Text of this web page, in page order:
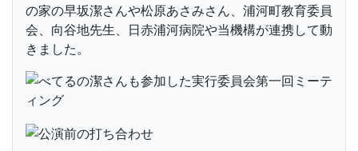
の家の早坂潔さんや松原あさみさん、浦河町教育委員
会、向谷地先生、日赤浦河病院や当機構が連携して動
きました。